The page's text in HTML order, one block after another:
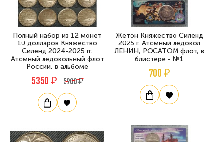
Полный набор из 12 монет
10 долларов Княжество
Силенд 2024-2025 гг.
Атомный ледокольный флот
России, в альбоме
5350 ₽ 5900 ₽
Жетон Княжество Силенд
2025 г. Атомный ледокол
ЛЕНИН, РОСАТОМ флот, в
блистере - №1
700 ₽